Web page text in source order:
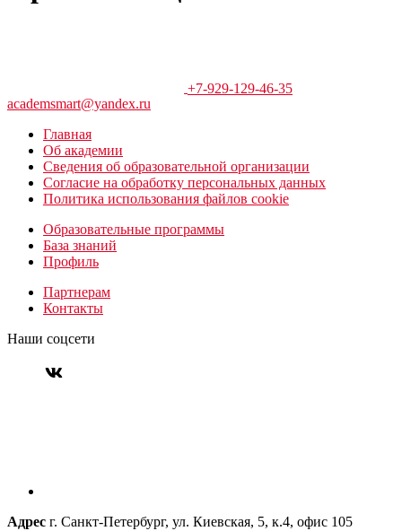
+7-929-129-46-35
academsmart@yandex.ru
Главная
Об академии
Сведения об образовательной организации
Согласие на обработку персональных данных
Политика использования файлов cookie
Образовательные программы
База знаний
Профиль
Партнерам
Контакты
Наши соцсети
Адрес г. Санкт-Петербург, ул. Киевская, 5, к.4, офис 105